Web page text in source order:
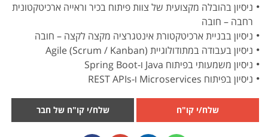
ניסיון בהובלה מקצועית של צוות פיתוח בכיר וראייה ארכיטקטונית
רחבה – חובה
ניסיון בבניית ארכיטקטורת אינטגרציה מקצה לקצה – חובה
ניסיון בעבודה במתודולוגיית Agile (Scrum / Kanban)
ניסיון משמעותי בפיתוח Java ו-Spring Boot
ניסיון בפיתוח Microservices ו-REST APIs
שלח/י קו"ח שלח/י קו"ח של חבר